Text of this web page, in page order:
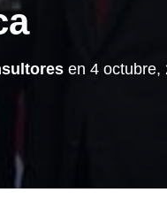
en 4 octubre,